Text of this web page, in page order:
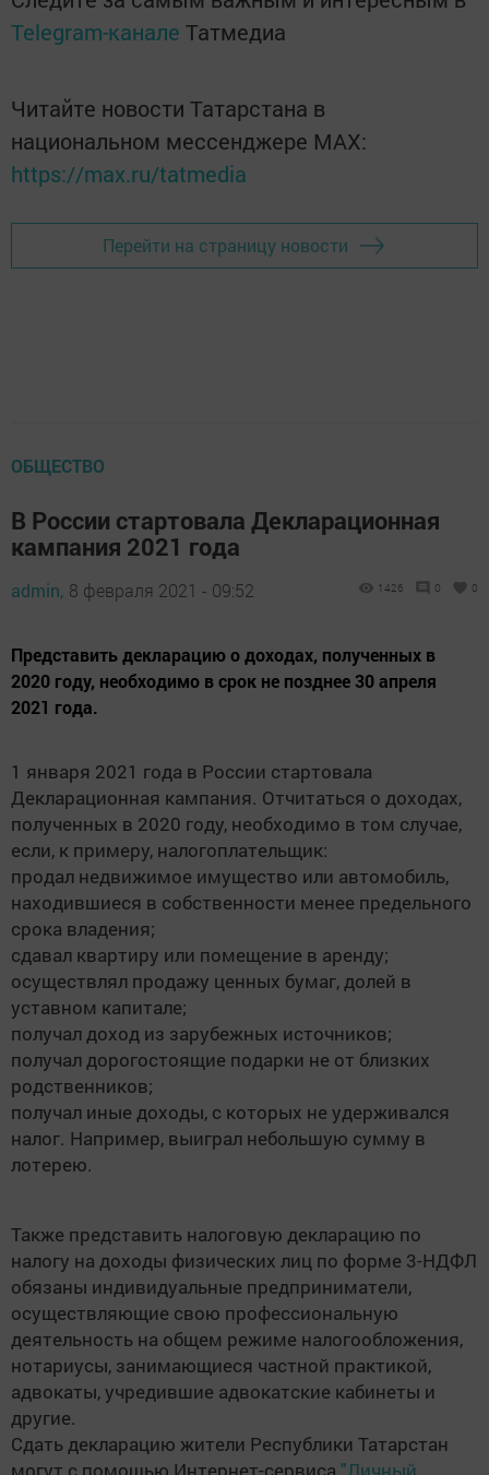
Telegram-канале Татмедиа
Читайте новости Татарстана в
национальном мессенджере MАХ:
https://max.ru/tatmedia
Перейти на страницу новости
ОБЩЕСТВО
В России стартовала Декларационная
кампания 2021 года
admin, 8 февраля 2021 - 09:52 1426 0 0
Представить декларацию о доходах, полученных в
2020 году, необходимо в срок не позднее 30 апреля
2021 года.
1 января 2021 года в России стартовала
Декларационная кампания. Отчитаться о доходах,
полученных в 2020 году, необходимо в том случае,
если, к примеру, налогоплательщик:
продал недвижимое имущество или автомобиль,
находившиеся в собственности менее предельного
срока владения;
сдавал квартиру или помещение в аренду;
осуществлял продажу ценных бумаг, долей в
уставном капитале;
получал доход из зарубежных источников;
получал дорогостоящие подарки не от близких
родственников;
получал иные доходы, с которых не удерживался
налог. Например, выиграл небольшую сумму в
лотерею.
Также представить налоговую декларацию по
налогу на доходы физических лиц по форме 3-НДФЛ
обязаны индивидуальные предприниматели,
осуществляющие свою профессиональную
деятельность на общем режиме налогообложения,
нотариусы, занимающиеся частной практикой,
адвокаты, учредившие адвокатские кабинеты и
другие.
Сдать декларацию жители Республики Татарстан
могут с помощью Интернет-сервиса "Личный